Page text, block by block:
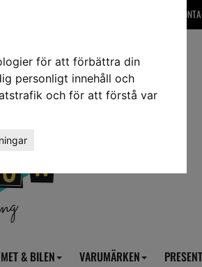
för att förbättra din
personligt innehåll och
och för att förstå var
OM OSS &
& BILEN VARUMÄRKEN